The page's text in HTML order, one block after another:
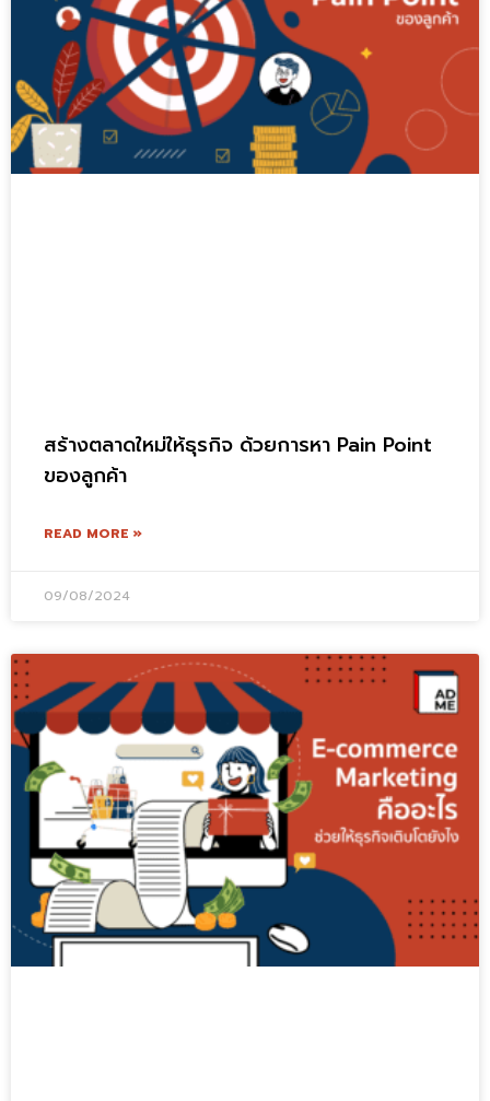
สร้างตลาดใหม่ให้ธุรกิจ ด้วยการหา Pain Point
ของลูกค้า
READ MORE »
09/08/2024